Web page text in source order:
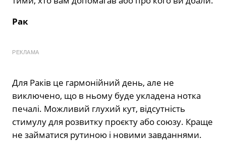
Рак
РЕКЛАМА
Для Раків це гармонійний день, але не
виключено, що в ньому буде укладена нотка
печалі. Можливий глухий кут, відсутність
стимулу для розвитку проєкту або союзу. Краще
не займатися рутиною і новими завданнями.